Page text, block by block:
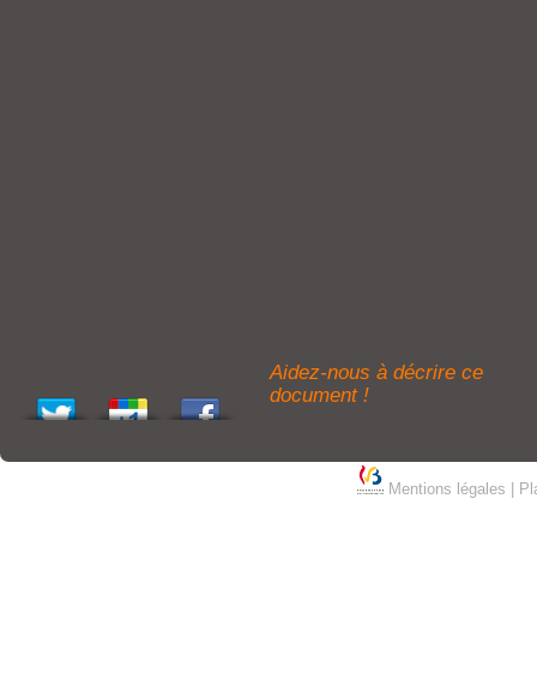
Aidez-nous à décrire ce
document !
Mentions légales